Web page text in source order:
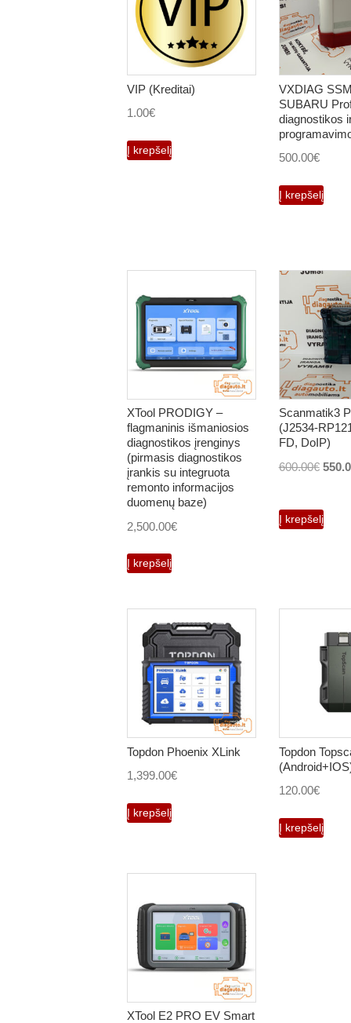
VIP (Kreditai)
1.00€
Į krepšelį
VXDIAG
SUBARU
diagnostikos
500.00€
Į krepšelį
XTool PRODIGY –
flagmaninis išmaniosios
diagnostikos įrenginys
(pirmasis diagnostikos
įrankis su integruota
remonto informacijos
duomenų baze)
2,500.00€
Į krepšelį
Scanmatik3
(J2534-
FD, DoIP)
600.00€
was:
Į krepšelį
Topdon Phoenix XLink
1,399.00€
Į krepšelį
Topdon
120.00€
Į krepšelį
XTool E2 PRO EV Smart